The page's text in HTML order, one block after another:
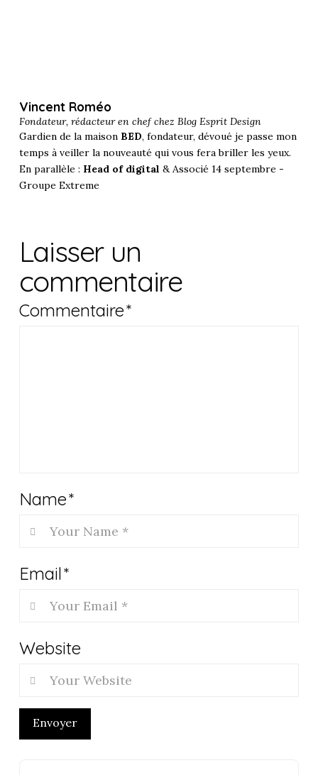
Vincent Roméo
Fondateur, rédacteur en chef chez Blog Esprit Design
Gardien de la maison BED, fondateur, dévoué je passe mon
temps à veiller la nouveauté qui vous fera briller les yeux.
En parallèle : Head of digital & Associé 14 septembre -
Groupe Extreme
Laisser un
commentaire
Commentaire*
Name*
Email*
Website
Envoyer